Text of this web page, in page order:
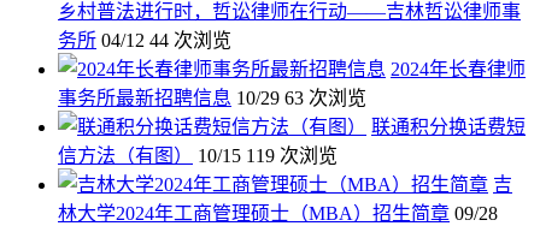
乡村普法进行时，哲讼律师在行动——吉林哲讼律师事
务所 04/12 44 次浏览
2024年长春律师
事务所最新招聘信息 10/29 63 次浏览
联通积分换话费短
信方法（有图）
10/15 119 次浏览
吉
林大学2024年工商管理硕士（MBA）招生简章 09/28